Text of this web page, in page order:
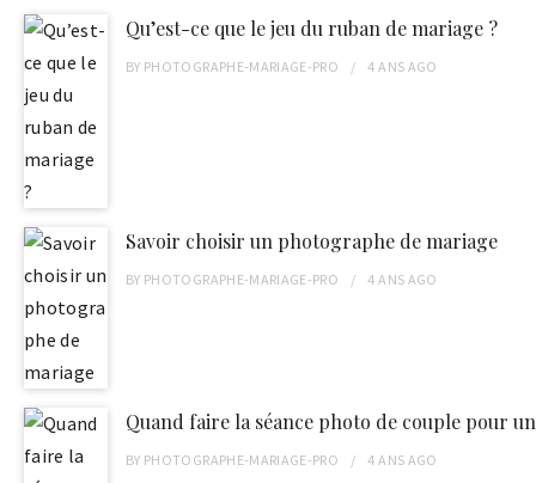
Qu’est-ce que le jeu du ruban de mariage ?
BY PHOTOGRAPHE-MARIAGE-PRO 4 ANS AGO
Savoir choisir un photographe de mariage
BY PHOTOGRAPHE-MARIAGE-PRO 4 ANS AGO
Quand faire la séance photo de couple pour
BY PHOTOGRAPHE-MARIAGE-PRO 4 ANS AGO